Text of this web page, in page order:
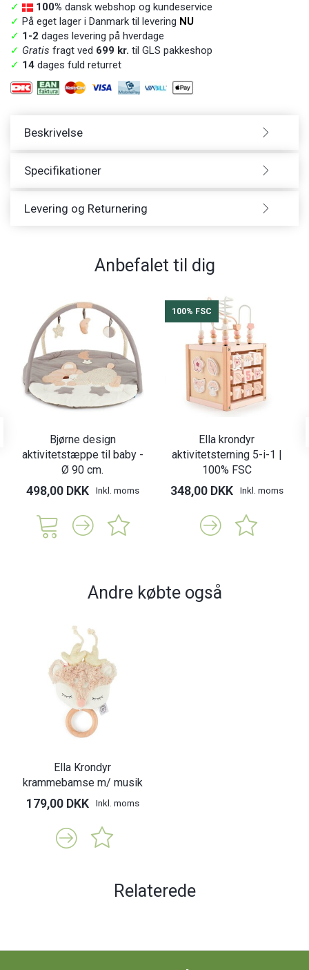
✓ 100% dansk webshop og kundeservice
✓ På eget lager i Danmark til levering NU
✓ 1-2 dages levering på hverdage
✓ Gratis fragt ved 699 kr. til GLS pakkeshop
✓ 14 dages fuld returret
Beskrivelse
Specifikationer
Levering og Returnering
Anbefalet til dig
Bjørne design
aktivitetstæppe til baby -
Ø 90 cm.
498,00 DKK Inkl. moms
100% FSC
Ella krondyr
aktivitetsterning 5-i-1 |
100% FSC
348,00 DKK Inkl. moms
Andre købte også
Ella Krondyr
krammebamse m/ musik
179,00 DKK Inkl. moms
Relaterede